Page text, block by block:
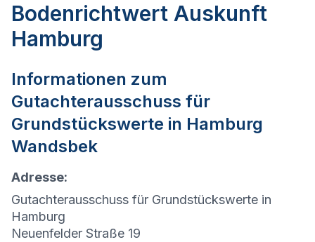
Bodenrichtwert Auskunft
Hamburg
Informationen zum
Gutachterausschuss für
Grundstückswerte in Hamburg
Wandsbek
Adresse:
Gutachterausschuss für Grundstückswerte in
Hamburg
Neuenfelder Straße 19